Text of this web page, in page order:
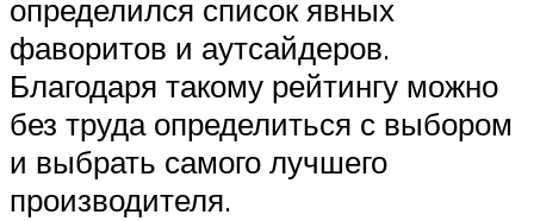
определился список явных
фаворитов и аутсайдеров.
Благодаря такому рейтингу можно
без труда определиться с выбором
и выбрать самого лучшего
производителя.